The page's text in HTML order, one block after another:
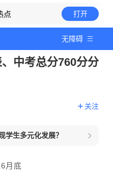
点 打开
无障碍
中考总分760分分
关注
学生多元化发展？
月底